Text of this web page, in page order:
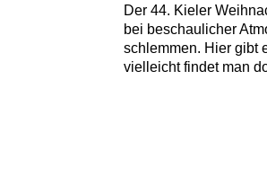
Der 44. Kieler
bei beschaulicher
schlemmen. Hier gibt
vielleicht findet man